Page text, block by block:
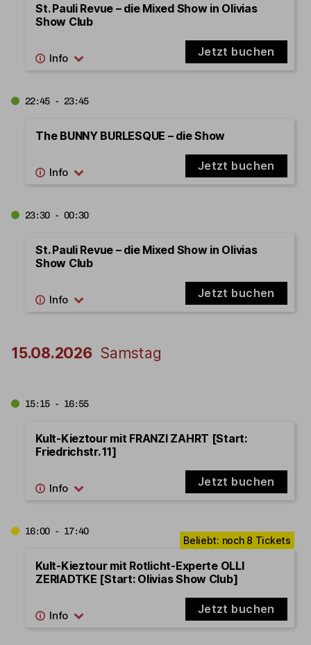
St. Pauli Revue – die Mixed Show in Olivias
Show Club
Jetzt buchen
22:45 - 23:45
The BUNNY BURLESQUE – die Show
Jetzt buchen
23:30 - 00:30
St. Pauli Revue – die Mixed Show in Olivias
Show Club
Jetzt buchen
15.08.2026 Samstag
15:15 - 16:55
Kult-Kieztour mit FRANZI ZAHRT [Start:
Friedrichstr. 11]
Jetzt buchen
16:00 - 17:40
Kult-Kieztour mit Rotlicht-Experte OLLI
ZERIADTKE [Start: Olivias Show Club]
Jetzt buchen